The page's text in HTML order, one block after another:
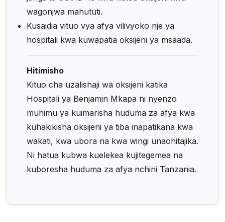
wagonjwa mahututi.
Kusaidia vituo vya afya vilivyoko nje ya
hospitali kwa kuwapatia oksijeni ya msaada.
Hitimisho
Kituo cha uzalishaji wa oksijeni katika
Hospitali ya Benjamin Mkapa ni nyenzo
muhimu ya kuimarisha huduma za afya kwa
kuhakikisha oksijeni ya tiba inapatikana kwa
wakati, kwa ubora na kwa wingi unaohitajika.
Ni hatua kubwa kuelekea kujitegemea na
kuboresha huduma za afya nchini Tanzania.